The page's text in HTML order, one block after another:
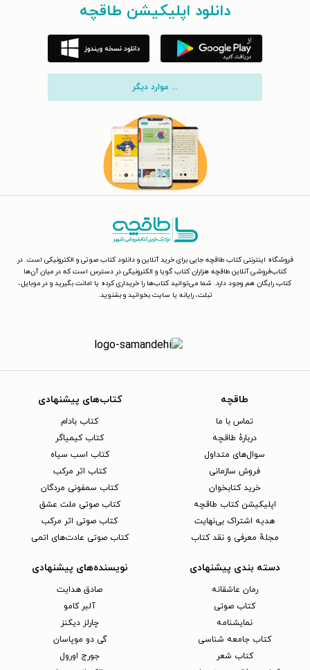
دانلود اپلیکیشن طاقچه
... موارد دیگر
فروشگاه اینترنتی کتاب طاقچه جایی برای خرید آنلاین و دانلود کتاب صوتی و الکترونیکی است. در
کتاب‌فروشی آنلاین طاقچه هزاران کتاب گویا و الکترونیکی در دسترس است که در میان آن‌ها
کتاب رایگان هم وجود دارد. شما می‌توانید کتاب‌ها را خریداری کرده یا امانت بگیرید و در موبایل،
تبلت، رایانه یا سایت بخوانید و بشنوید.
طاقچه
تماس با ما
دربارهٔ طاقچه
سوال‌های متداول
فروش سازمانی
خرید کتابخوان
اپلیکیشن کتاب طاقچه
هدیه اشتراک بی‌نهایت
مجلهٔ معرفی و نقد کتاب
کتاب‌های پیشنهادی
کتاب بادام
کتاب کیمیاگر
کتاب اسب سیاه
کتاب اثر مرکب
کتاب سمفونی مردگان
کتاب صوتی ملت عشق
کتاب صوتی اثر مرکب
کتاب صوتی عادت‌های اتمی
دسته بندی پیشنهادی
رمان عاشقانه
کتاب‌ صوتی
نمایشنامه
کتاب جامعه شناسی
کتاب شعر
نویسنده‌های پیشنهادی
صادق هدایت
آلبر کامو
چارلز دیکنز
گی دو موپاسان
جورج اورول